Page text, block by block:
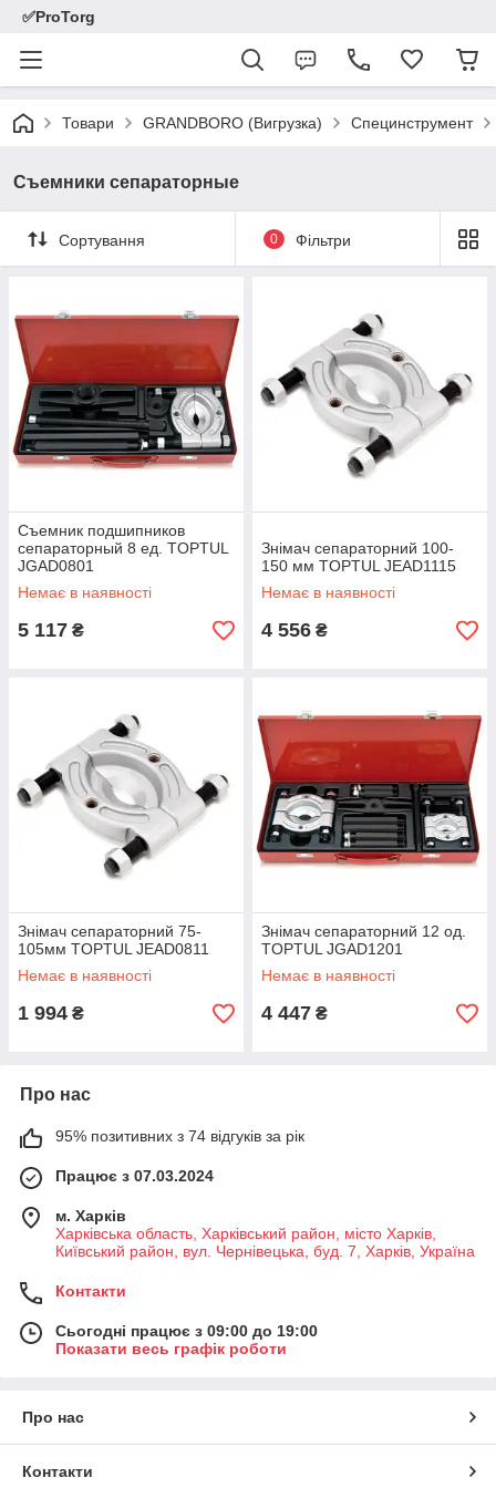
✅ProTorg
Товари GRANDBORO (Вигрузка) Специнструмент
Съемники сепараторные
Сортування 0 Фільтри
Съемник подшипников
сепараторный 8 ед. TOPTUL
JGAD0801
Немає в наявності
5 117 ₴
Знімач сепараторний 100-
150 мм TOPTUL JEAD1115
Немає в наявності
4 556 ₴
Знімач сепараторний 75-
105мм TOPTUL JEAD0811
Немає в наявності
1 994 ₴
Знімач сепараторний 12 од.
TOPTUL JGAD1201
Немає в наявності
4 447 ₴
Про нас
95% позитивних з 74 відгуків за рік
Працює з 07.03.2024
м. Харків
Харківська область, Харківський район, місто Харків,
Київський район, вул. Чернівецька, буд. 7, Харків, Україна
Контакти
Сьогодні працює з 09:00 до 19:00
Показати весь графік роботи
Про нас
Контакти